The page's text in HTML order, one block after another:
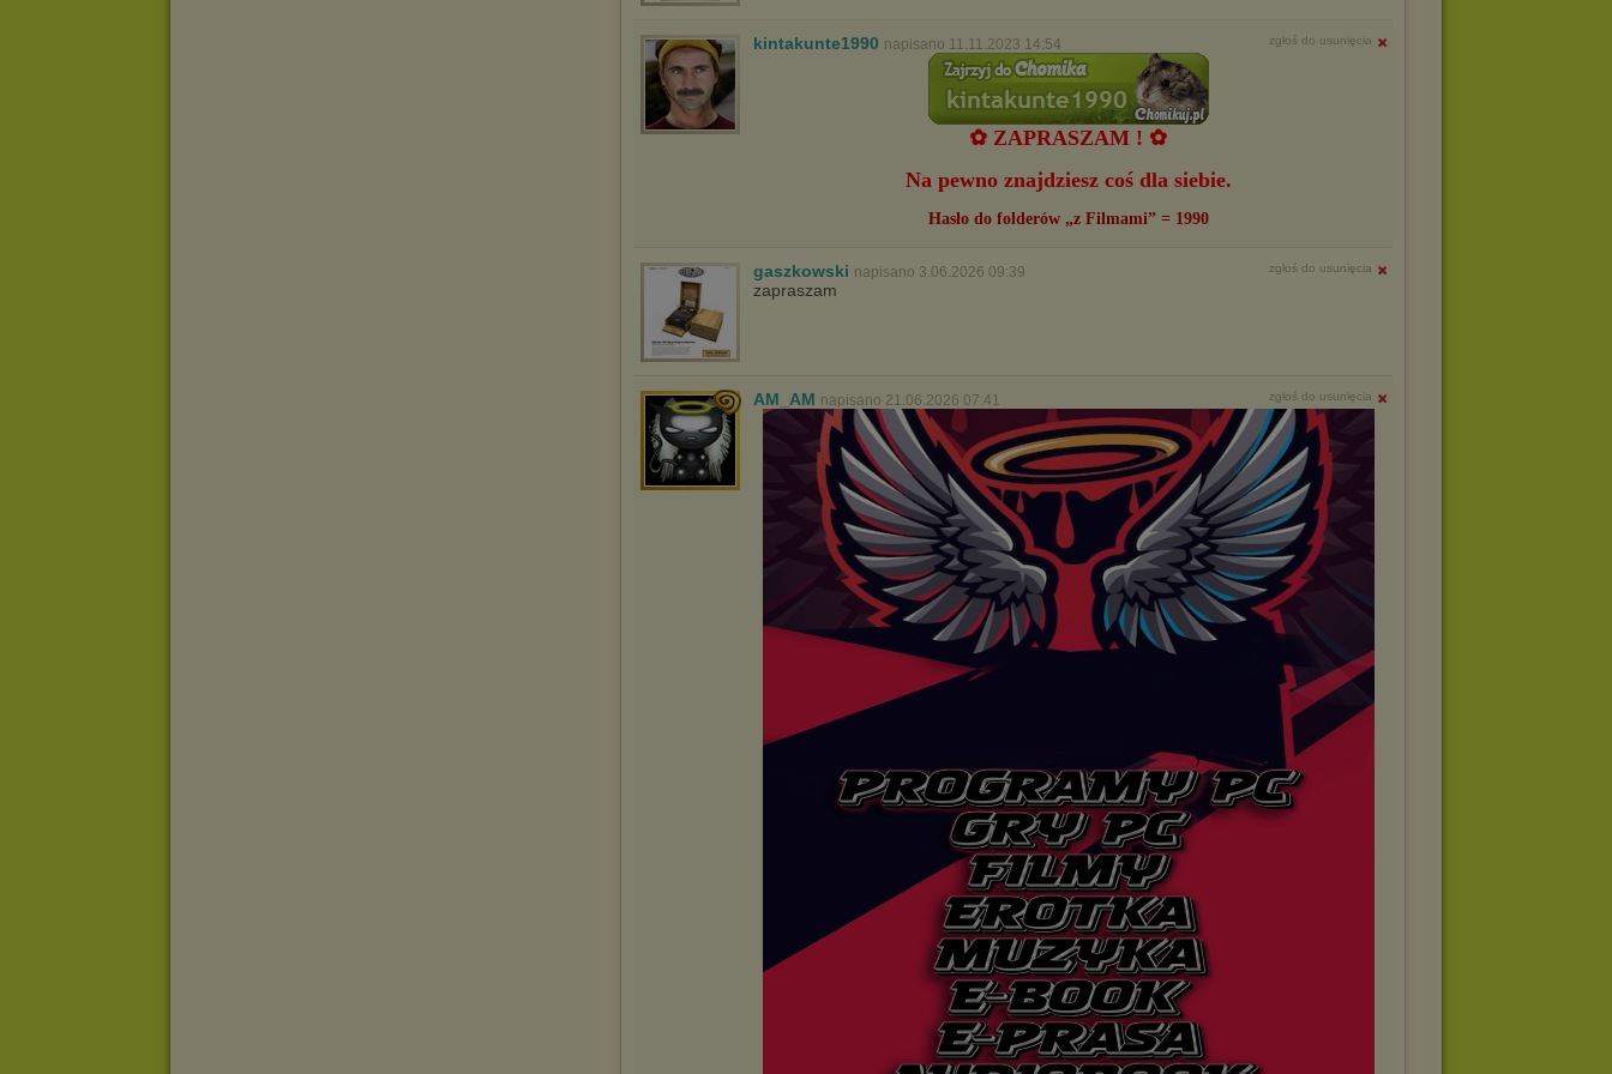
kintakunte1990 napisano 11.11.2023 14:54 zgłoś do usunięcia
✿ ZAPRASZAM ! ✿
Na pewno znajdziesz coś dla siebie.
Hasło do folderów „z Filmami” = 1990
gaszkowski napisano 3.06.2026 09:39 zgłoś do usunięcia
zapraszam
AM_AM napisano 21.06.2026 07:41 zgłoś do usunięcia